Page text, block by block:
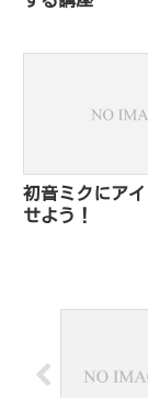
初音ミクにア
せよう！